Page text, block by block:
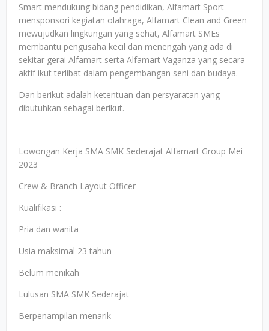
Smart mendukung bidang pendidikan, Alfamart Sport
mensponsori kegiatan olahraga, Alfamart Clean and Green
mewujudkan lingkungan yang sehat, Alfamart SMEs
membantu pengusaha kecil dan menengah yang ada di
sekitar gerai Alfamart serta Alfamart Vaganza yang secara
aktif ikut terlibat dalam pengembangan seni dan budaya.
Dan berikut adalah ketentuan dan persyaratan yang
dibutuhkan sebagai berikut.
Lowongan Kerja SMA SMK Sederajat Alfamart Group Mei
2023
Crew & Branch Layout Officer
Kualifikasi :
Pria dan wanita
Usia maksimal 23 tahun
Belum menikah
Lulusan SMA SMK Sederajat
Berpenampilan menarik